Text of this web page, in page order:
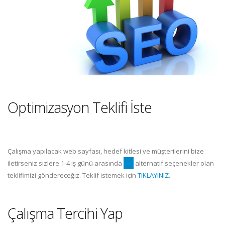
Optimizasyon Teklifi İste
Çalışma yapılacak web sayfası, hedef kitlesi ve müşterilerini bize
iletirseniz sizlere 1-4 iş günü arasında
optimizasyon
alternatif seçenekler olan
teklifimizi göndereceğiz. Teklif istemek için TIKLAYINIZ.
Çalışma Tercihi Yap